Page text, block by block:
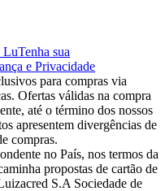
LuTenha sua
e Privacidade
para compras via
Ofertas válidas na compra
até o término dos nossos
apresentem divergências de
compras.
no País, nos termos da
propostas de cartão de
S.A Sociedade de